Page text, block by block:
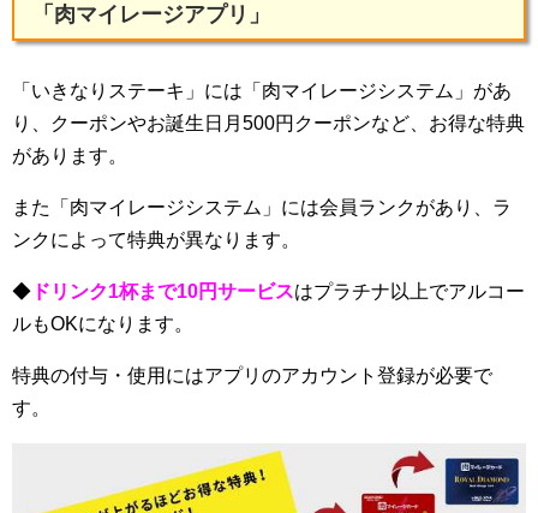
「肉マイレージアプリ」
「いきなりステーキ」には「肉マイレージシステム」があ
り、クーポンやお誕生日月500円クーポンなど、お得な特典
があります。
また「肉マイレージシステム」には会員ランクがあり、ラ
ンクによって特典が異なります。
◆ ドリンク1杯まで10円サービスはプラチナ以上でアルコー
ルもOKになります。
特典の付与・使用にはアプリのアカウント登録が必要で
す。